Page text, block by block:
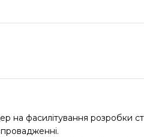
на фасилітування розробки